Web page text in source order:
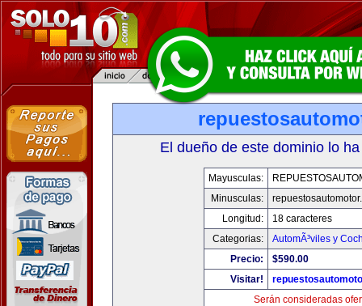
El dueño de este dominio lo
Mayusculas:
Minusculas:
Longitud:
18 caracteres
Categorias:
AutomÃ³viles y
Precio:
$590.00
Visitar!
Serán consideradas